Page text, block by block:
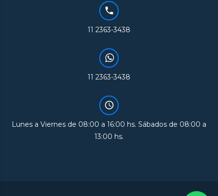
11 2363-3438
11 2363-3438
Lunes a Viernes de 08:00 a 16:00 hs. Sábados de 08:00 a
13:00 hs.